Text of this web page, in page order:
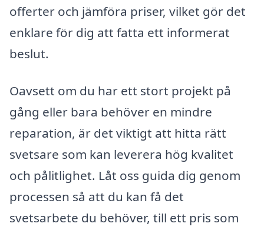
offerter och jämföra priser, vilket gör det
enklare för dig att fatta ett informerat
beslut.
Oavsett om du har ett stort projekt på
gång eller bara behöver en mindre
reparation, är det viktigt att hitta rätt
svetsare som kan leverera hög kvalitet
och pålitlighet. Låt oss guida dig genom
processen så att du kan få det
svetsarbete du behöver, till ett pris som